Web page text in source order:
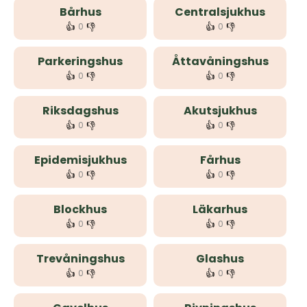
Bårhus
👍 0 👎
Centralsjukhus
👍 0 👎
Parkeringshus
👍 0 👎
Åttavåningshus
👍 0 👎
Riksdagshus
👍 0 👎
Akutsjukhus
👍 0 👎
Epidemisjukhus
👍 0 👎
Fårhus
👍 0 👎
Blockhus
👍 0 👎
Läkarhus
👍 0 👎
Trevåningshus
👍 0 👎
Glashus
👍 0 👎